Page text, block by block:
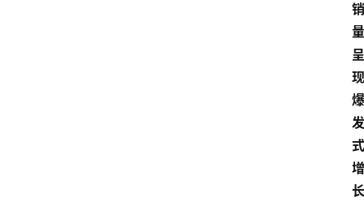
销
量
呈
现
爆
发
式
增
长